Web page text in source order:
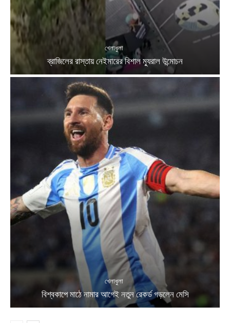
খেলাধুলা
ব্রাজিলের রাস্তায় নেইমারের বিশাল ম্যুরাল উন্মোচন
খেলাধুলা
বিশ্বকাপে মাঠে নামার আগেই নতুন রেকর্ড গড়লেন মেসি